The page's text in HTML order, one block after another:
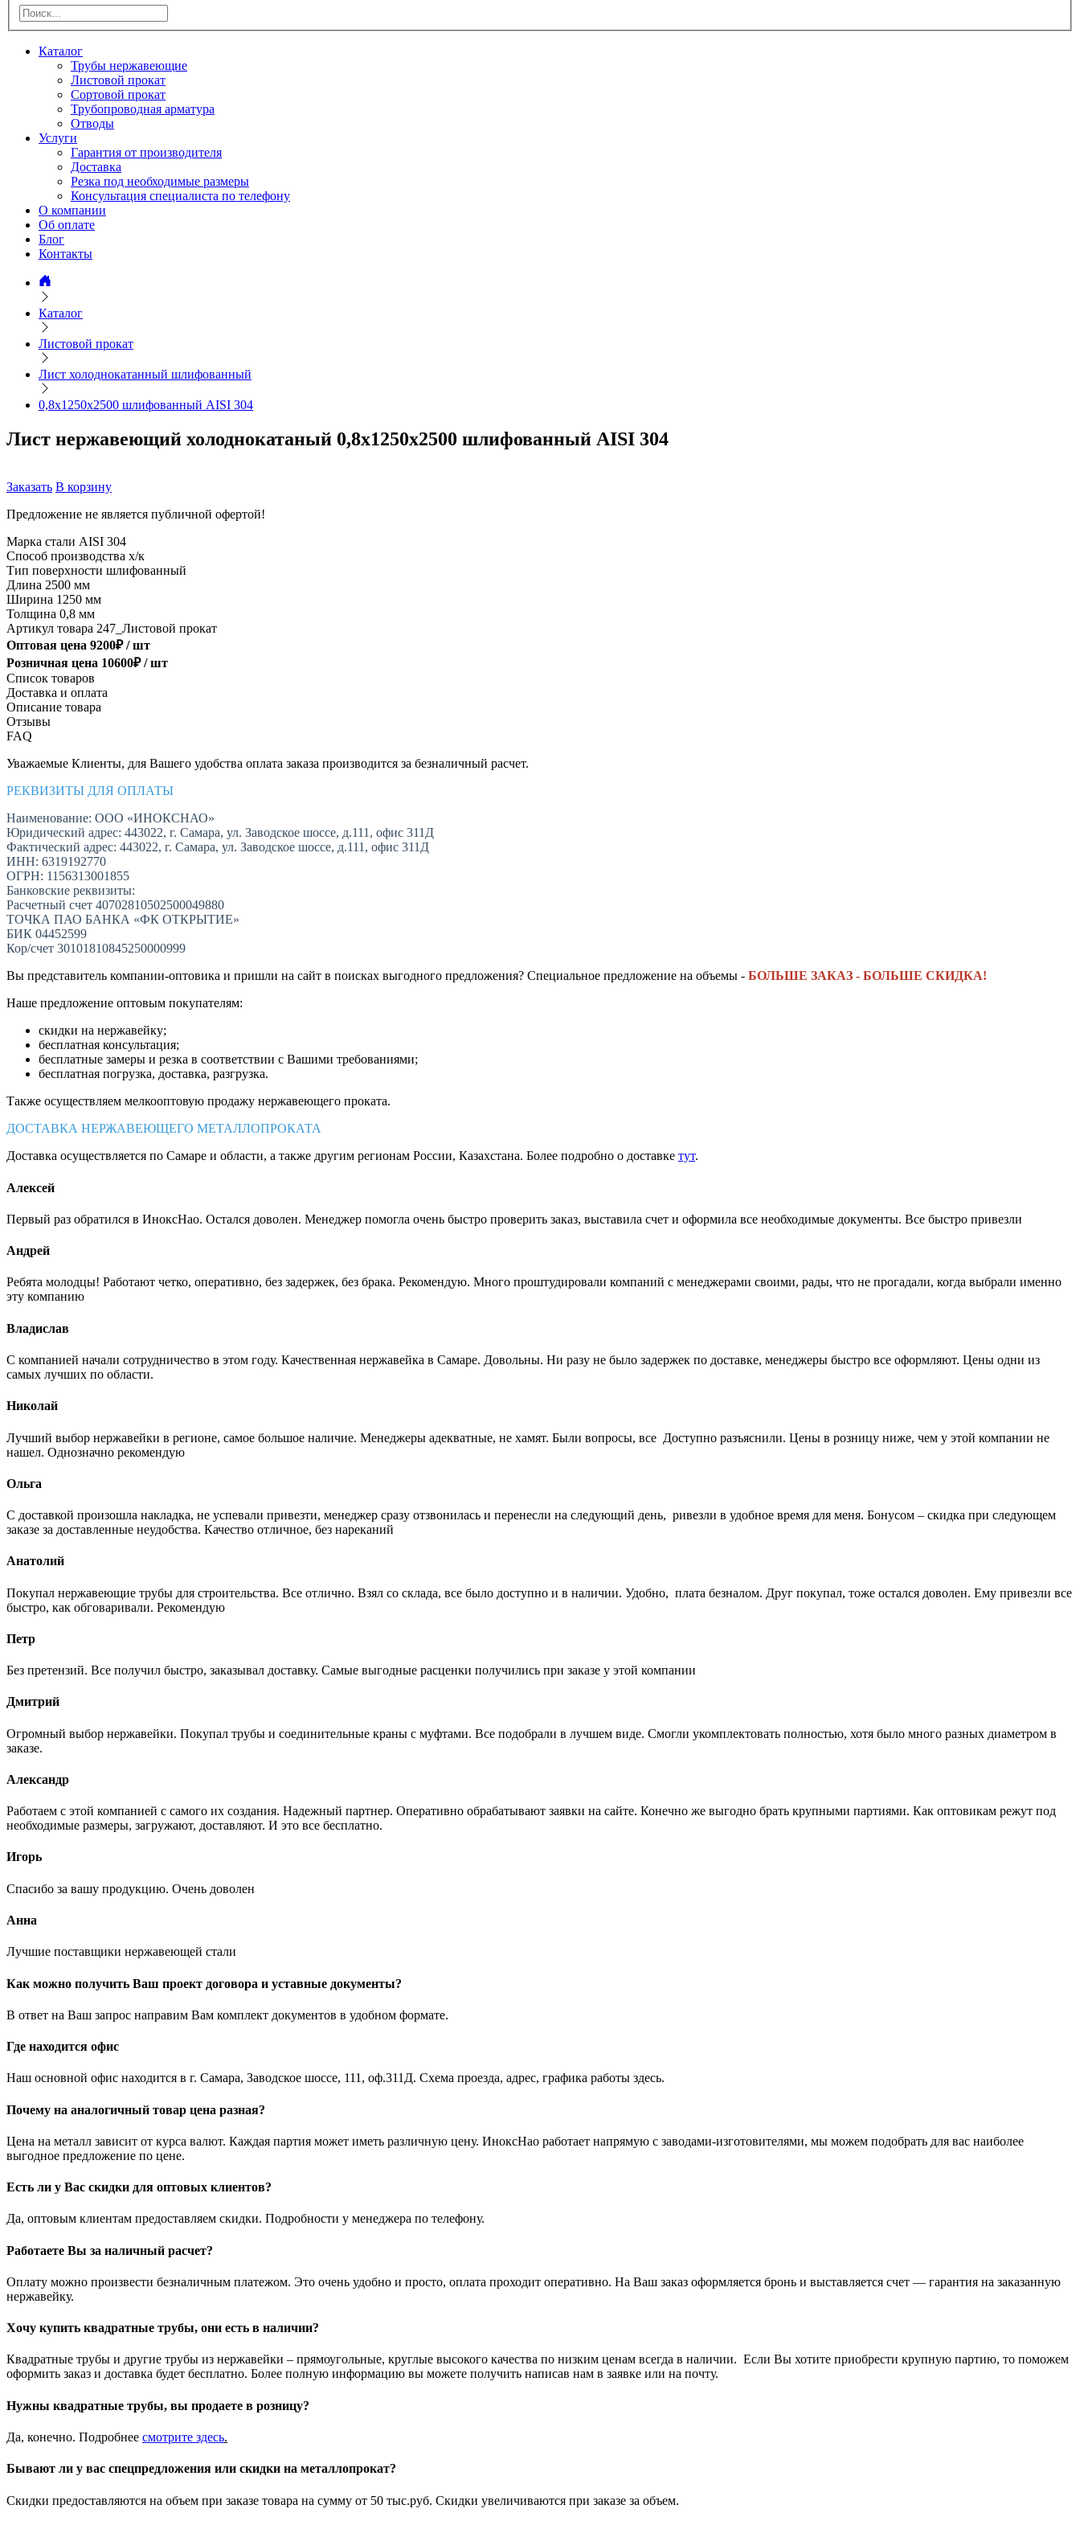
Каталог
Трубы нержавеющие
Листовой прокат
Сортовой прокат
Трубопроводная арматура
Отводы
Услуги
Гарантия от производителя
Доставка
Резка под необходимые размеры
Консультация специалиста по телефону
О компании
Об оплате
Блог
Контакты
Каталог
Листовой прокат
Лист холоднокатанный шлифованный
0,8х1250х2500 шлифованный AISI 304
Лист нержавеющий холоднокатаный 0,8х1250х2500 шлифованный AISI 304
Заказать В корзину
Предложение не является публичной офертой!
Марка стали AISI 304
Способ производства х/к
Тип поверхности шлифованный
Длина 2500 мм
Ширина 1250 мм
Толщина 0,8 мм
Артикул товара 247_Листовой прокат
Оптовая цена 9200₽ /шт
Розничная цена 10600₽ /шт
Список товаров
Доставка и оплата
Описание товара
Отзывы
FAQ
Уважаемые Клиенты, для Вашего удобства оплата заказа производится за безналичный расчет.
РЕКВИЗИТЫ ДЛЯ ОПЛАТЫ
Наименование: ООО «ИНОКСНАО»
Юридический адрес: 443022, г. Самара, ул. Заводское шоссе, д.111, офис 311Д
Фактический адрес: 443022, г. Самара, ул. Заводское шоссе, д.111, офис 311Д
ИНН: 6319192770
ОГРН: 1156313001855
Банковские реквизиты:
Расчетный счет 40702810502500049880
ТОЧКА ПАО БАНКА «ФК ОТКРЫТИЕ»
БИК 04452599
Кор/счет 30101810845250000999
Вы представитель компании-оптовика и пришли на сайт в поисках выгодного предложения? Специальное предложение на объемы - БОЛЬШЕ ЗАКАЗ - БОЛЬШЕ СКИДКА!
Наше предложение оптовым покупателям:
скидки на нержавейку;
бесплатная консультация;
бесплатные замеры и резка в соответствии с Вашими требованиями;
бесплатная погрузка, доставка, разгрузка.
Также осуществляем мелкооптовую продажу нержавеющего проката.
ДОСТАВКА НЕРЖАВЕЮЩЕГО МЕТАЛЛОПРОКАТА
Доставка осуществляется по Самаре и области, а также другим регионам России, Казахстана. Более подробно о доставке тут.
Алексей
Первый раз обратился в ИноксНао. Остался доволен. Менеджер помогла очень быстро проверить заказ, выставила счет и оформила все необходимые документы. Все быстро привезли
Андрей
Ребята молодцы! Работают четко, оперативно, без задержек, без брака. Рекомендую. Много проштудировали компаний с менеджерами своими, рады, что не прогадали, когда выбрали именно
эту компанию
Владислав
С компанией начали сотрудничество в этом году. Качественная нержавейка в Самаре. Довольны. Ни разу не было задержек по доставке, менеджеры быстро все оформляют. Цены одни из
самых лучших по области.
Николай
Лучший выбор нержавейки в регионе, самое большое наличие. Менеджеры адекватные, не хамят. Были вопросы, все Доступно разъяснили. Цены в розницу ниже, чем у этой компании не
нашел. Однозначно рекомендую
Ольга
С доставкой произошла накладка, не успевали привезти, менеджер сразу отзвонилась и перенесли на следующий день, ривезли в удобное время для меня. Бонусом – скидка при следующем
заказе за доставленные неудобства. Качество отличное, без нареканий
Анатолий
Покупал нержавеющие трубы для строительства. Все отлично. Взял со склада, все было доступно и в наличии. Удобно, плата безналом. Друг покупал, тоже остался доволен. Ему привезли все
быстро, как обговаривали. Рекомендую
Петр
Без претензий. Все получил быстро, заказывал доставку. Самые выгодные расценки получились при заказе у этой компании
Дмитрий
Огромный выбор нержавейки. Покупал трубы и соединительные краны с муфтами. Все подобрали в лучшем виде. Смогли укомплектовать полностью, хотя было много разных диаметром в
заказе.
Александр
Работаем с этой компанией с самого их создания. Надежный партнер. Оперативно обрабатывают заявки на сайте. Конечно же выгодно брать крупными партиями. Как оптовикам режут под
необходимые размеры, загружают, доставляют. И это все бесплатно.
Игорь
Спасибо за вашу продукцию. Очень доволен
Анна
Лучшие поставщики нержавеющей стали
Как можно получить Ваш проект договора и уставные документы?
В ответ на Ваш запрос направим Вам комплект документов в удобном формате.
Где находится офис
Наш основной офис находится в г. Самара, Заводское шоссе, 111, оф.311Д. Схема проезда, адрес, графика работы здесь.
Почему на аналогичный товар цена разная?
Цена на металл зависит от курса валют. Каждая партия может иметь различную цену. ИноксНао работает напрямую с заводами-изготовителями, мы можем подобрать для вас наиболее
выгодное предложение по цене.
Есть ли у Вас скидки для оптовых клиентов?
Да, оптовым клиентам предоставляем скидки. Подробности у менеджера по телефону.
Работаете Вы за наличный расчет?
Оплату можно произвести безналичным платежом. Это очень удобно и просто, оплата проходит оперативно. На Ваш заказ оформляется бронь и выставляется счет — гарантия на заказанную
нержавейку.
Хочу купить квадратные трубы, они есть в наличии?
Квадратные трубы и другие трубы из нержавейки – прямоугольные, круглые высокого качества по низким ценам всегда в наличии. Если Вы хотите приобрести крупную партию, то поможем
оформить заказ и доставка будет бесплатно. Более полную информацию вы можете получить написав нам в заявке или на почту.
Нужны квадратные трубы, вы продаете в розницу?
Да, конечно. Подробнее смотрите здесь.
Бывают ли у вас спецпредложения или скидки на металлопрокат?
Скидки предоставляются на объем при заказе товара на сумму от 50 тыс.руб. Скидки увеличиваются при заказе за объем.